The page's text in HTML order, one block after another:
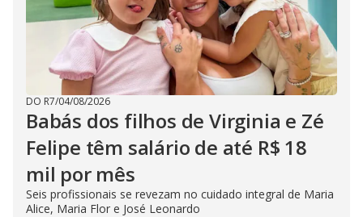
DO R7/04/08/2026
Babás dos filhos de Virginia e Zé
Felipe têm salário de até R$ 18
mil por mês
Seis profissionais se revezam no cuidado integral de Maria
Alice, Maria Flor e José Leonardo